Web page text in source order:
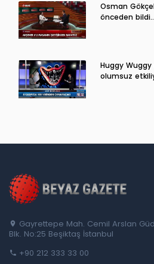
Osman
önceden
Huggy Wuggy
olumsuz
Gayrettepe Mah. Cemil Arslan
Blk. No:25 Beşiktaş İstanbul
+90 212 333 33 00